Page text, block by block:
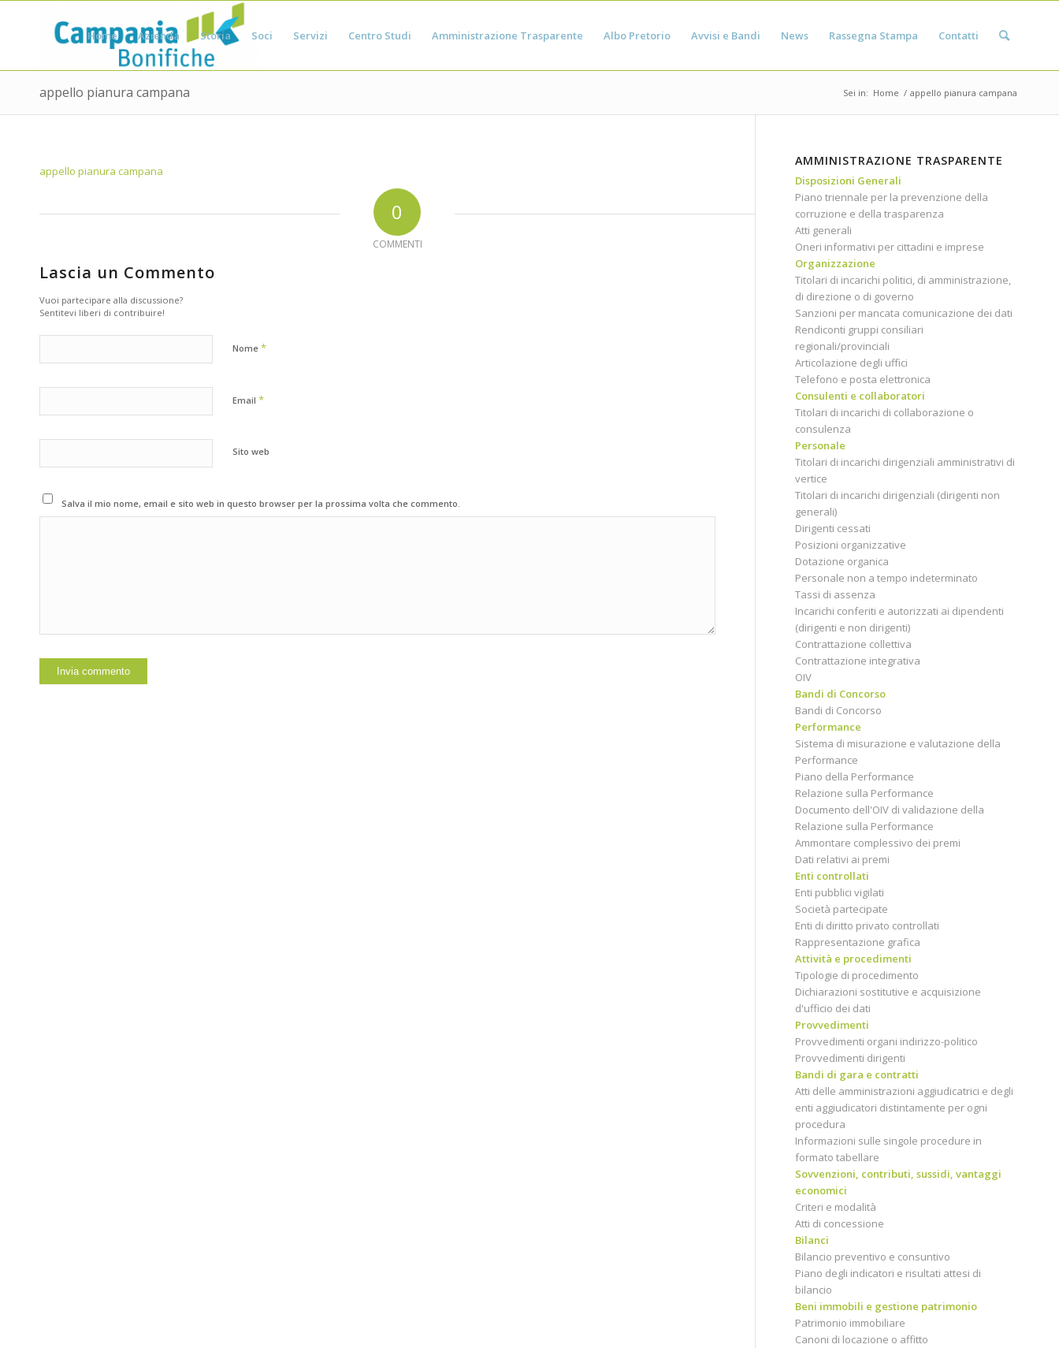
Home Azienda Storia Soci Servizi Centro Studi Amministrazione Trasparente Albo Pretorio Avvisi e Bandi News Rassegna Stampa Contatti
appello pianura campana Sei in: Home / appello pianura campana
appello pianura campana
0
COMMENTI
Lascia un Commento
Vuoi partecipare alla discussione?
Sentitevi liberi di contribuire!
Nome *
Email *
Sito web
Salva il mio nome, email e sito web in questo browser per la prossima volta che commento.
AMMINISTRAZIONE TRASPARENTE
Disposizioni Generali
Piano triennale per la prevenzione della
corruzione e della trasparenza
Atti generali
Oneri informativi per cittadini e imprese
Organizzazione
Titolari di incarichi politici, di amministrazione,
di direzione o di governo
Sanzioni per mancata comunicazione dei dati
Rendiconti gruppi consiliari
regionali/provinciali
Articolazione degli uffici
Telefono e posta elettronica
Consulenti e collaboratori
Titolari di incarichi di collaborazione o
consulenza
Personale
Titolari di incarichi dirigenziali amministrativi di
vertice
Titolari di incarichi dirigenziali (dirigenti non
generali)
Dirigenti cessati
Posizioni organizzative
Dotazione organica
Personale non a tempo indeterminato
Tassi di assenza
Incarichi conferiti e autorizzati ai dipendenti
(dirigenti e non dirigenti)
Contrattazione collettiva
Contrattazione integrativa
OIV
Bandi di Concorso
Bandi di Concorso
Performance
Sistema di misurazione e valutazione della
Performance
Piano della Performance
Relazione sulla Performance
Documento dell'OIV di validazione della
Relazione sulla Performance
Ammontare complessivo dei premi
Dati relativi ai premi
Enti controllati
Enti pubblici vigilati
Società partecipate
Enti di diritto privato controllati
Rappresentazione grafica
Attività e procedimenti
Tipologie di procedimento
Dichiarazioni sostitutive e acquisizione
d'ufficio dei dati
Provvedimenti
Provvedimenti organi indirizzo-politico
Provvedimenti dirigenti
Bandi di gara e contratti
Atti delle amministrazioni aggiudicatrici e degli
enti aggiudicatori distintamente per ogni
procedura
Informazioni sulle singole procedure in
formato tabellare
Sovvenzioni, contributi, sussidi, vantaggi
economici
Criteri e modalità
Atti di concessione
Bilanci
Bilancio preventivo e consuntivo
Piano degli indicatori e risultati attesi di
bilancio
Beni immobili e gestione patrimonio
Patrimonio immobiliare
Canoni di locazione o affitto